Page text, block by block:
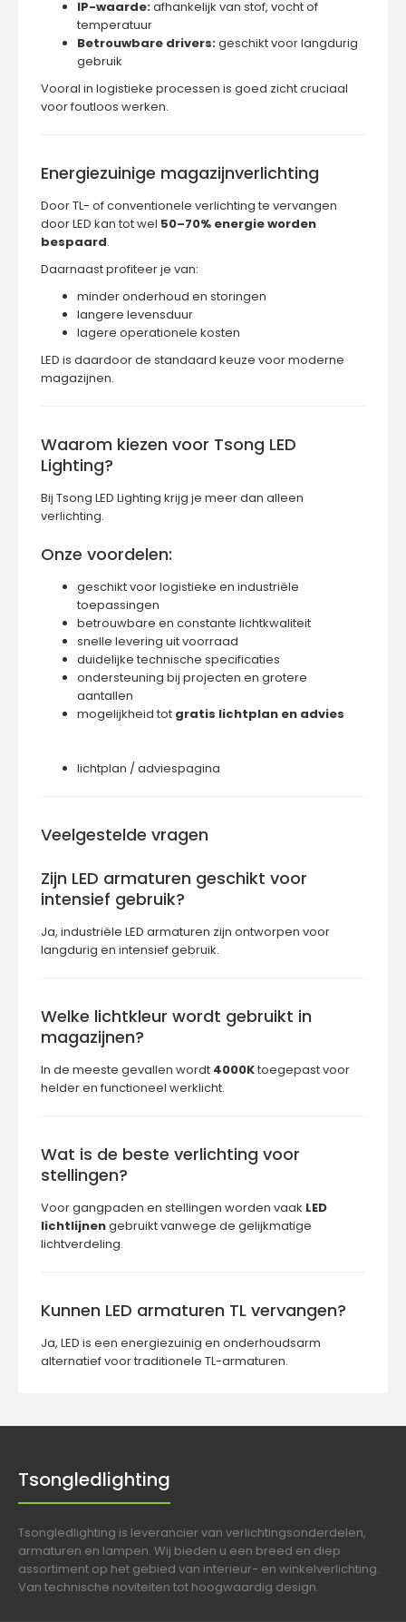
IP-waarde:afhankelijk van stof, vocht of
temperatuur
Betrouwbare drivers:geschikt voor langdurig
gebruik
Vooral in logistieke processen is goed zicht cruciaal
voor foutloos werken.
Energiezuinige magazijnverlichting
Door TL- of conventionele verlichting te vervangen
door LED kan tot wel 50–70% energie worden
bespaard.
Daarnaast profiteer je van:
minder onderhoud en storingen
langere levensduur
lagere operationele kosten
LED is daardoor de standaard keuze voor moderne
magazijnen.
Waarom kiezen voor Tsong LED
Lighting?
Bij Tsong LED Lighting krijg je meer dan alleen
verlichting.
Onze voordelen:
geschikt voor logistieke en industriële
toepassingen
betrouwbare en constante lichtkwaliteit
snelle levering uit voorraad
duidelijke technische specificaties
ondersteuning bij projecten en grotere
aantallen
mogelijkheid tot gratis lichtplan en advies
lichtplan / adviespagina
Veelgestelde vragen
Zijn LED armaturen geschikt voor
intensief gebruik?
Ja, industriële LED armaturen zijn ontworpen voor
langdurig en intensief gebruik.
Welke lichtkleur wordt gebruikt in
magazijnen?
In de meeste gevallen wordt 4000Ktoegepast voor
helder en functioneel werklicht.
Wat is de beste verlichting voor
stellingen?
Voor gangpaden en stellingen worden vaak LED
lichtlijnengebruikt vanwege de gelijkmatige
lichtverdeling.
Kunnen LED armaturen TL vervangen?
Ja, LED is een energiezuinig en onderhoudsarm
alternatief voor traditionele TL-armaturen.
Tsongledlighting
Tsongledlighting is leverancier van verlichtingsonderdelen,
armaturen en lampen. Wij bieden u een breed en diep
assortiment op het gebied van interieur- en winkelverlichting.
Van technische noviteiten tot hoogwaardig design.